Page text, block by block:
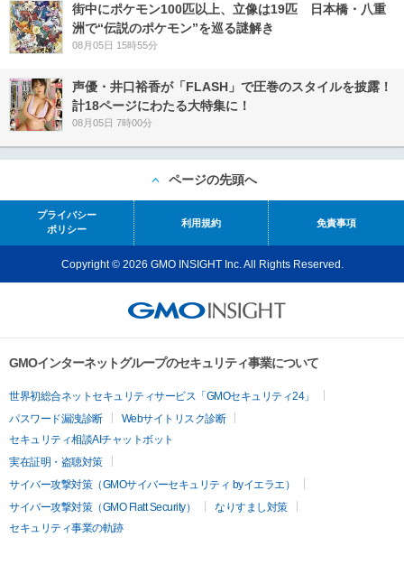
街中にポケモン100匹以上、立像は19匹 日本橋・八重
洲で“伝説のポケモン”を巡る謎解き
08月05日 15時55分
声優・井口裕香が「FLASH」で圧巻のスタイルを披露！
計18ページにわたる大特集に！
08月05日 7時00分
ページの先頭へ
プライバシー
ポリシー
利用規約 免責事項
Copyright © 2026 GMO INSIGHT Inc. All Rights Reserved.
GMOインターネットグループのセキュリティ事業について
世界初総合ネットセキュリティサービス「GMOセキュリティ24」
パスワード漏洩診断
Webサイトリスク診断
セキュリティ相談AIチャットボット
実在証明・盗聴対策
サイバー攻撃対策（GMOサイバーセキュリティ byイエラエ）
サイバー攻撃対策（GMO Flatt Security）
なりすまし対策
セキュリティ事業の軌跡